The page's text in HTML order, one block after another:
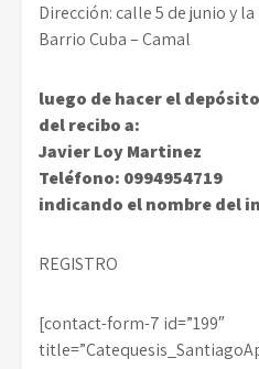
Dirección: calle 5 de junio y la
Barrio Cuba – Camal
luego de hacer el
del recibo a:
Javier Loy Martinez
Teléfono: 0994954719
indicando el nombre del
REGISTRO
[contact-form-7 id=”199″